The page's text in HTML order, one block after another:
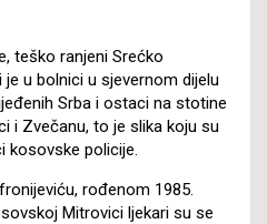
teško ranjeni Srećko
u bolnici u sjevernom dijelu
Srba i ostaci na stotine
i Zvečanu, to je slika koju su
kosovske policije.
rođenom 1985.
Mitrovici ljekari su se